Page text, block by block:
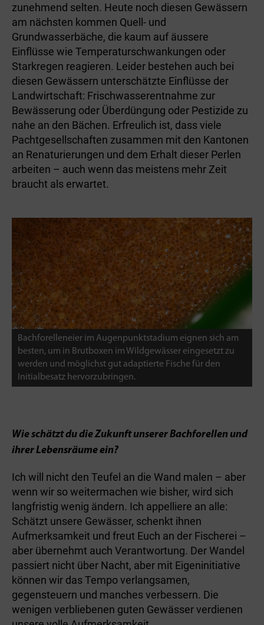
zunehmend selten­. Heute noch diesen Gewässern
am nächsten kommen Quell- und
Grundwasserbäche, die kaum auf äussere
Einflüsse wie Temperaturschwankungen oder
Starkregen reagieren. Leider bestehen auch bei
diesen Gewässern unterschätzte Einflüsse der
Landwirtschaft: Frischwasserentnahme zur
Bewässerung oder Überdüngung oder Pestizide zu
nahe an den Bächen. Erfreulich ist, dass viele
Pachtgesellschaften zusammen mit den Kantonen
an Renaturierungen und dem Erhalt dieser Perlen
arbeiten – auch wenn das meistens mehr Zeit
braucht als erwartet.
Bachforelleneier im Augenpunktstadium eignen sich am
besten, um in Brutboxen im Wildgewässer eingesetzt zu
werden und möglichst gut adaptierte Fische für den
Initialbesatz hervorzubringen.
Wie schätzt du die Zukunft unserer Bachforellen und
ihrer Lebensräume ein?
Ich will nicht den Teufel an die Wand malen – aber
wenn wir so weitermachen wie bisher, wird sich
langfristig wenig ändern. Ich appelliere an alle:
Schätzt unsere Gewässer, schenkt ihnen
Aufmerksamkeit und freut Euch an der Fischerei –
aber übernehmt auch Verantwortung. Der Wandel
passiert nicht über Nacht, aber mit Eigeninitiative
können wir das Tempo verlangsamen,
gegensteuern und manches verbessern. Die
wenigen verbliebenen guten Gewässer verdienen